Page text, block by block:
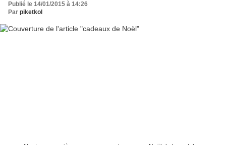
Publié le 14/01/2015 à 14:26
Par piketkol